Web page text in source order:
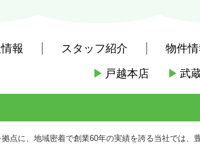
報 スタッフ紹介 物件情
▶ 戸越本店 ▶ 武
(賃貸)路線・駅から探す 東急電鉄東急池上線 >
に、地域密着で創業60年の実績を誇る当社では、